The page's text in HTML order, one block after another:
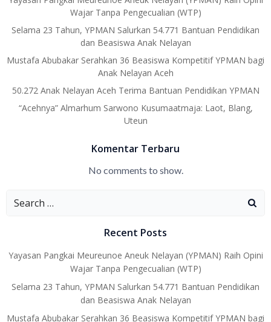
Wajar Tanpa Pengecualian (WTP)
Selama 23 Tahun, YPMAN Salurkan 54.771 Bantuan Pendidikan
dan Beasiswa Anak Nelayan
Mustafa Abubakar Serahkan 36 Beasiswa Kompetitif YPMAN bagi
Anak Nelayan Aceh
50.272 Anak Nelayan Aceh Terima Bantuan Pendidikan YPMAN
“Acehnya” Almarhum Sarwono Kusumaatmaja: Laot, Blang,
Uteun
Komentar Terbaru
No comments to show.
Search
Recent Posts
Yayasan Pangkai Meureunoe Aneuk Nelayan (YPMAN) Raih Opini
Wajar Tanpa Pengecualian (WTP)
Selama 23 Tahun, YPMAN Salurkan 54.771 Bantuan Pendidikan
dan Beasiswa Anak Nelayan
Mustafa Abubakar Serahkan 36 Beasiswa Kompetitif YPMAN bagi